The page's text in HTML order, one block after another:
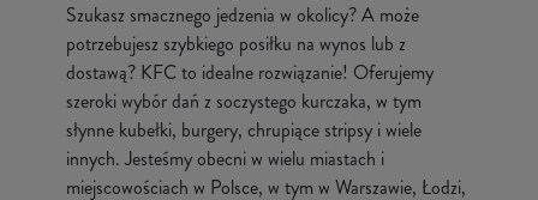
Szukasz smacznego jedzenia w okolicy? A może
potrzebujesz szybkiego posiłku na wynos lub z
dostawą? KFC to idealne rozwiązanie! Oferujemy
szeroki wybór dań z soczystego kurczaka, w tym
słynne kubełki, burgery, chrupiące stripsy i wiele
innych. Jesteśmy obecni w wielu miastach i
miejscowościach w Polsce, w tym w Warszawie, Łodzi,